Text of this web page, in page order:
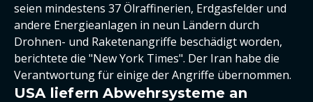
seien mindestens 37 Ölraffinerien, Erdgasfelder und
andere Energieanlagen in neun Ländern durch
Drohnen- und Raketenangriffe beschädigt worden,
berichtete die "New York Times". Der Iran habe die
Verantwortung für einige der Angriffe übernommen.
USA liefern Abwehrsysteme an